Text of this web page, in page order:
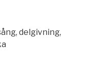
delgivning,